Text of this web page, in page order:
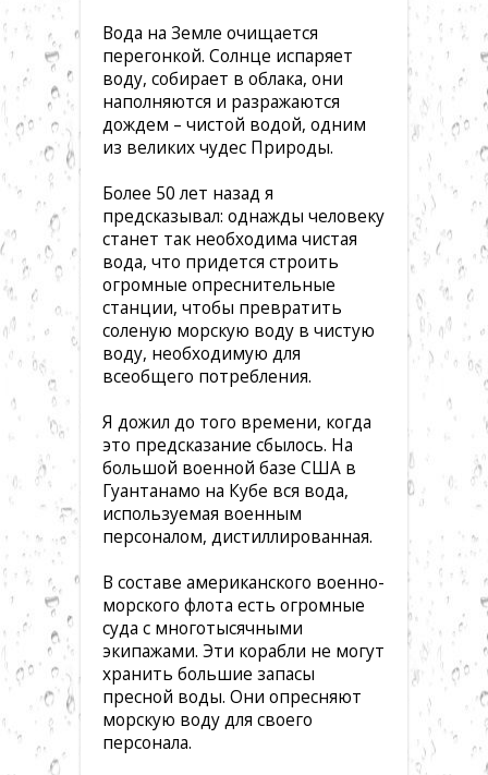
Вода на Земле очищается
перегонкой. Солнце испаряет
воду, собирает в облака, они
наполняются и разражаются
дождем – чистой водой, одним
из великих чудес Природы.
Более 50 лет назад я
предсказывал: однажды человеку
станет так необходима чистая
вода, что придется строить
огромные опреснительные
станции, чтобы превратить
соленую морскую воду в чистую
воду, необходимую для
всеобщего потребления.
Я дожил до того времени, когда
это предсказание сбылось. На
большой военной базе США в
Гуантанамо на Кубе вся вода,
используемая военным
персоналом, дистиллированная.
В составе американского военно-
морского флота есть огромные
суда с многотысячными
экипажами. Эти корабли не могут
хранить большие запасы
пресной воды. Они опресняют
морскую воду для своего
персонала.